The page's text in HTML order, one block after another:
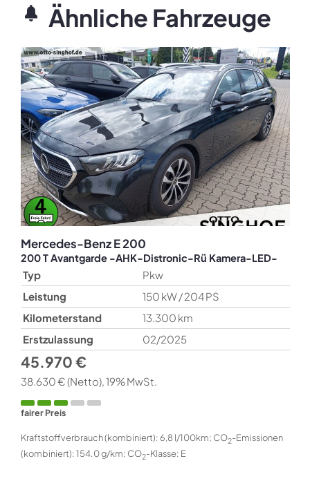
Ähnliche Fahrzeuge
Mercedes-BenzE 200
200 T Avantgarde -AHK-Distronic-Rü Kamera-LED-
Typ
Pkw
Leistung
150 kW / 204 PS
Kilometerstand
13.300 km
Erstzulassung
02/2025
45.970 €
38.630 €(Netto) 19% MwSt.
fairer Preis
Kraftstoffverbrauch (kombiniert): 6,8 l/100km; CO2-Emissionen
(kombiniert): 154.0 g/km; CO2-Klasse: E